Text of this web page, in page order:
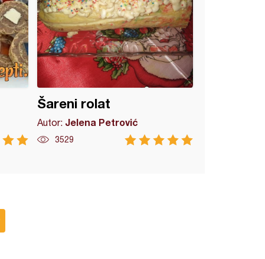
Šareni rolat
Autor: Jelena Petrović
3529